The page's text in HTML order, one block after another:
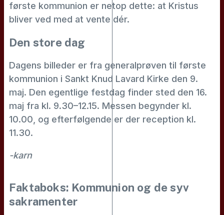
første kommunion er netop dette: at Kristus
bliver ved med at vente dér.
Den store dag
Dagens billeder er fra generalprøven til første
kommunion i Sankt Knud Lavard Kirke den 9.
maj. Den egentlige festdag finder sted den 16.
maj fra kl. 9.30–12.15. Messen begynder kl.
10.00, og efterfølgende er der reception kl.
11.30.
-karn
Faktaboks: Kommunion og de syv
sakramenter